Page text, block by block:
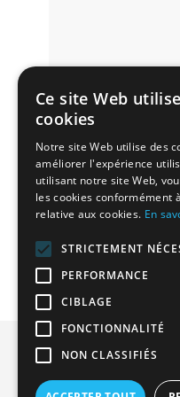
Skip
to
the
beginning
of
the
images
Details
Tchin tchin ! Vous
champagne.
Privacy and Cookie Policy
Ce site Web
cookies
Notre site Web utilise des
améliorer l'expérience
utilisant notre site Web,
les cookies conformément
relative aux cookies. En
STRICTEMENT
PERFORMANCE
CIBLAGE
FONCTIONNALITÉ
NON CLASSIFIÉS